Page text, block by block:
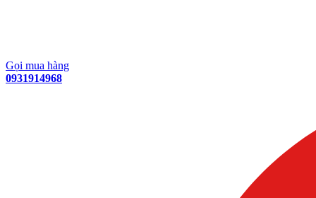
Gọi mua hàng
0931914968